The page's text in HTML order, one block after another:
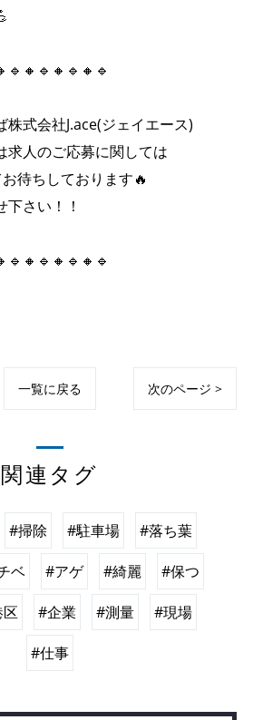
式会社J.ace(ジェイエース)
求人のご応募に関しては
待ちしております🔥
さい！！
一覧に戻る 次のページ >
関連タグ
#掃除 #駐車場 #落ち葉
ベ #アゲ #綺麗 #保つ
#企業 #測量 #現場
#仕事